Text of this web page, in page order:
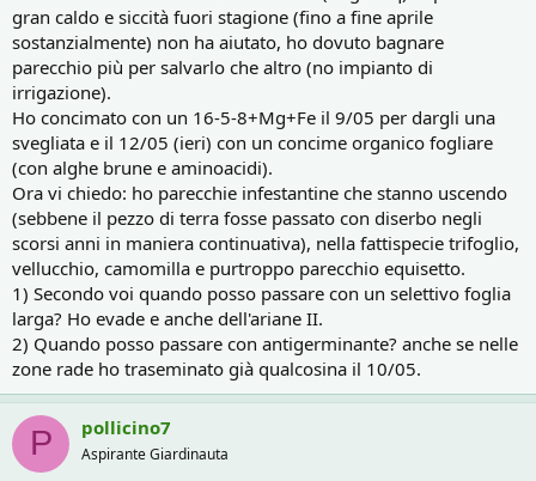
gran caldo e siccità fuori stagione (fino a fine aprile
sostanzialmente) non ha aiutato, ho dovuto bagnare
parecchio più per salvarlo che altro (no impianto di
irrigazione).
Ho concimato con un 16-5-8+Mg+Fe il 9/05 per dargli una
svegliata e il 12/05 (ieri) con un concime organico fogliare
(con alghe brune e aminoacidi).
Ora vi chiedo: ho parecchie infestantine che stanno uscendo
(sebbene il pezzo di terra fosse passato con diserbo negli
scorsi anni in maniera continuativa), nella fattispecie trifoglio,
vellucchio, camomilla e purtroppo parecchio equisetto.
1) Secondo voi quando posso passare con un selettivo foglia
larga? Ho evade e anche dell'ariane II.
2) Quando posso passare con antigerminante? anche se nelle
zone rade ho traseminato già qualcosina il 10/05.
P pollicino7
Aspirante Giardinauta